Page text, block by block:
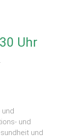
Uhr
und
und
und